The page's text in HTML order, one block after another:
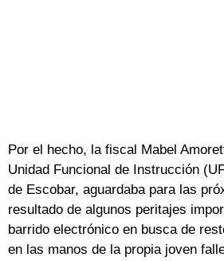
Por el hecho, la fiscal Mabel
Unidad Funcional de Instrucción
de Escobar, aguardaba para las
resultado de algunos peritajes
barrido electrónico en busca de
en las manos de la propia joven